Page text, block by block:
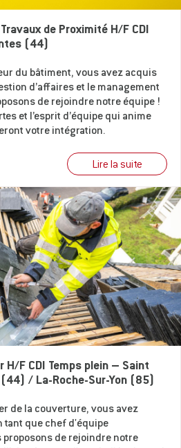
de Proximité H/F CDI
(44)
du bâtiment, vous avez acquis
d’affaires et le management
de rejoindre notre équipe !
et l’esprit d’équipe qui anime
votre intégration.
Lire la suite
H/F CDI Temps plein – Saint
/ La-Roche-Sur-Yon (85)
de la couverture, vous avez
tant que chef d'équipe
de rejoindre notre